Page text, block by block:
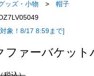
ッズ・小物 >
帽子
象！8/17 8:59まで]
ファーバケット